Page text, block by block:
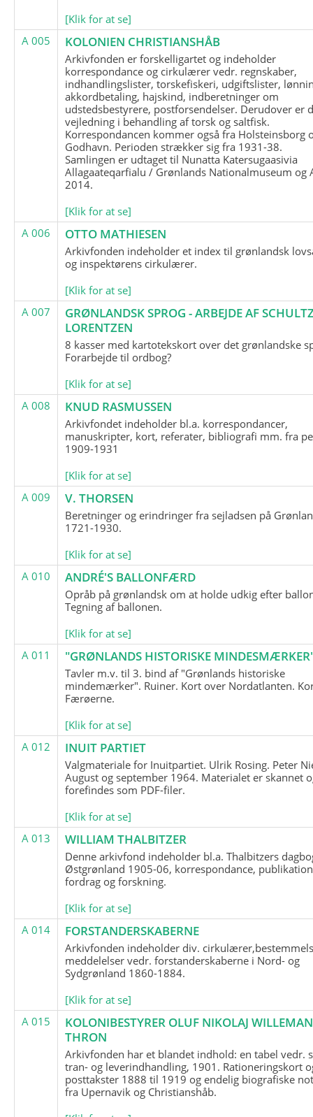
[Klik for at se]
A 005
KOLONIEN CHRISTIANSHÅB
Arkivfonden er forskelligartet og indeholder
korrespondance og cirkulærer vedr. regnskaber,
indhandlingslister, torskefiskeri, udgiftslister,
akkordbetaling, hajskind, indberetninger om
udstedsbestyrere, postforsendelser. Derudover er
vejledning i behandling af torsk og saltfisk.
Korrespondancen kommer også fra Holsteinsborg
Godhavn. Perioden strækker sig fra 1931-38.
Samlingen er udtaget til Nunatta Katersugaasivia
Allagaateqarfialu / Grønlands Nationalmuseum og
2014.
[Klik for at se]
A 006
OTTO MATHIESEN
Arkivfonden indeholder et index til grønlandsk
og inspektørens cirkulærer.
[Klik for at se]
A 007
GRØNLANDSK SPROG - ARBEJDE AF
LORENTZEN
8 kasser med kartotekskort over det grønlandske
Forarbejde til ordbog?
[Klik for at se]
A 008
KNUD RASMUSSEN
Arkivfondet indeholder bl.a. korrespondancer,
manuskripter, kort, referater, bibliografi mm. fra
1909-1931
[Klik for at se]
A 009
V. THORSEN
Beretninger og erindringer fra sejladsen på
1721-1930.
[Klik for at se]
A 010
ANDRÉ'S BALLONFÆRD
Opråb på grønlandsk om at holde udkig efter
Tegning af ballonen.
[Klik for at se]
A 011
"GRØNLANDS HISTORISKE
Tavler m.v. til 3. bind af "Grønlands historiske
mindemærker". Ruiner. Kort over Nordatlanten.
Færøerne.
[Klik for at se]
A 012
INUIT PARTIET
Valgmateriale for Inuitpartiet. Ulrik Rosing. Peter
August og september 1964. Materialet er skannet
forefindes som PDF-filer.
[Klik for at se]
A 013
WILLIAM THALBITZER
Denne arkivfond indeholder bl.a. Thalbitzers
Østgrønland 1905-06, korrespondance,
fordrag og forskning.
[Klik for at se]
A 014
FORSTANDERSKABERNE
Arkivfonden indeholder div.
meddelelser vedr. forstanderskaberne i Nord- og
Sydgrønland 1860-1884.
[Klik for at se]
A 015
KOLONIBESTYRER OLUF NIKOLAJ
THRON
Arkivfonden har et blandet indhold: en tabel vedr.
tran- og leverindhandling, 1901. Rationeringskort
posttakster 1888 til 1919 og endelig biografiske
fra Upernavik og Christianshåb.